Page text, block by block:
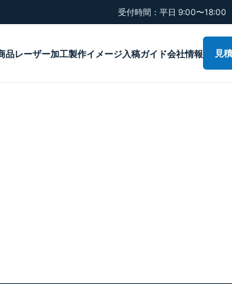
受付時間：平日 9:00〜18:00
品レーザー加工製作イメージ入稿ガイド会社情報 見